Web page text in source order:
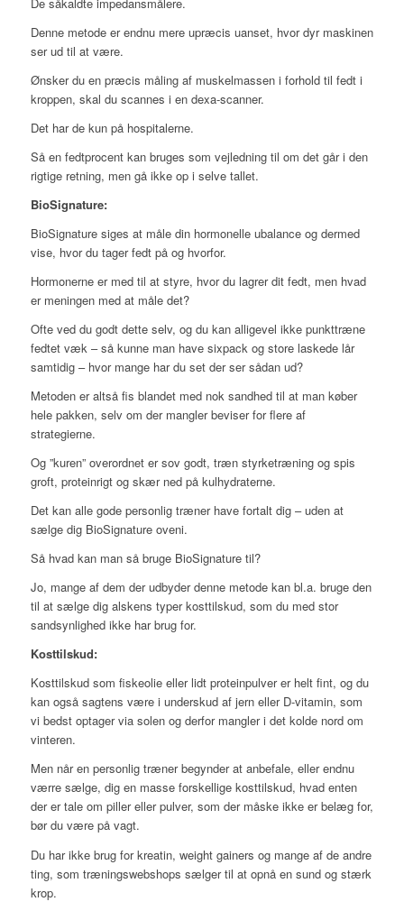
Denne metode er endnu mere upræcis uanset, hvor dyr maskinen
ser ud til at være.
Ønsker du en præcis måling af muskelmassen i forhold til fedt i
kroppen, skal du scannes i en dexa-scanner.
Det har de kun på hospitalerne.
Så en fedtprocent kan bruges som vejledning til om det går i den
rigtige retning, men gå ikke op i selve tallet.
BioSignature:
BioSignature siges at måle din hormonelle ubalance og dermed
vise, hvor du tager fedt på og hvorfor.
Hormonerne er med til at styre, hvor du lagrer dit fedt, men hvad
er meningen med at måle det?
Ofte ved du godt dette selv, og du kan alligevel ikke punkttræne
fedtet væk – så kunne man have sixpack og store laskede lår
samtidig – hvor mange har du set der ser sådan ud?
Metoden er altså fis blandet med nok sandhed til at man køber
hele pakken, selv om der mangler beviser for flere af
strategierne.
Og ”kuren” overordnet er sov godt, træn styrketræning og spis
groft, proteinrigt og skær ned på kulhydraterne.
Det kan alle gode personlig træner have fortalt dig – uden at
sælge dig BioSignature oveni.
Så hvad kan man så bruge BioSignature til?
Jo, mange af dem der udbyder denne metode kan bl.a. bruge den
til at sælge dig alskens typer kosttilskud, som du med stor
sandsynlighed ikke har brug for.
Kosttilskud:
Kosttilskud som fiskeolie eller lidt proteinpulver er helt fint, og du
kan også sagtens være i underskud af jern eller D-vitamin, som
vi bedst optager via solen og derfor mangler i det kolde nord om
vinteren.
Men når en personlig træner begynder at anbefale, eller endnu
værre sælge, dig en masse forskellige kosttilskud, hvad enten
der er tale om piller eller pulver, som der måske ikke er belæg for,
bør du være på vagt.
Du har ikke brug for kreatin, weight gainers og mange af de andre
ting, som træningswebshops sælger til at opnå en sund og stærk
krop.